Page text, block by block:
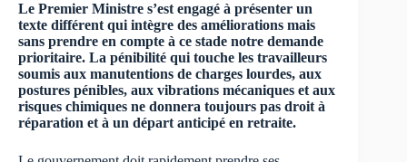
Le Premier Ministre s’est engagé à présenter un
texte différent qui intègre des améliorations mais
sans prendre en compte à ce stade notre demande
prioritaire. La pénibilité qui touche les travailleurs
soumis aux manutentions de charges lourdes, aux
postures pénibles, aux vibrations mécaniques et aux
risques chimiques ne donnera toujours pas droit à
réparation et à un départ anticipé en retraite.